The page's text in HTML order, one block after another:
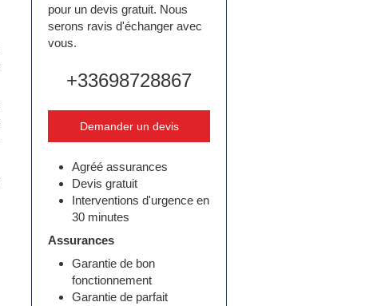
pour un devis gratuit. Nous
serons ravis d'échanger avec
vous.
+33698728867
Demander un devis
Agréé assurances
Devis gratuit
Interventions d'urgence en
30 minutes
Assurances
Garantie de bon
fonctionnement
Garantie de parfait